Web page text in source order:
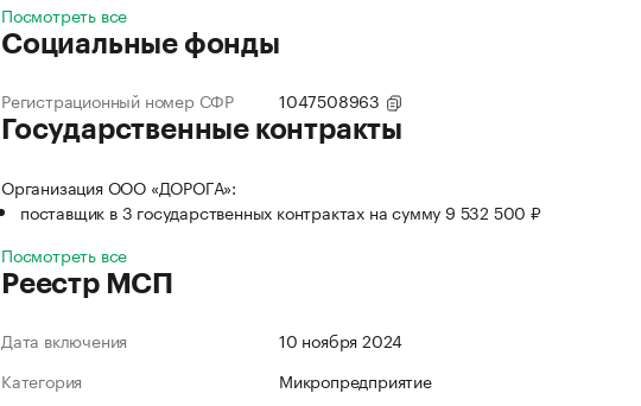
Посмотреть все
Социальные фонды
Регистрационный номер СФР 1047508963
Государственные контракты
Организация ООО «ДОРОГА»:
поставщик в 3 государственных контрактах на сумму 9 532 500 ₽
Посмотреть все
Реестр МСП
Дата включения
10 ноября 2024
Категория
Микропредприятие